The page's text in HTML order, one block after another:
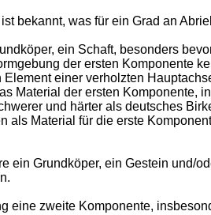
bekannt, was für ein Grad an
ein Schaft, besonders
der ersten Komponente
einer verholzten
Material der ersten Komponente,
und härter als deutsches
als Material für die erste
ein Grundköper, ein Gestein und/
eine zweite Komponente,